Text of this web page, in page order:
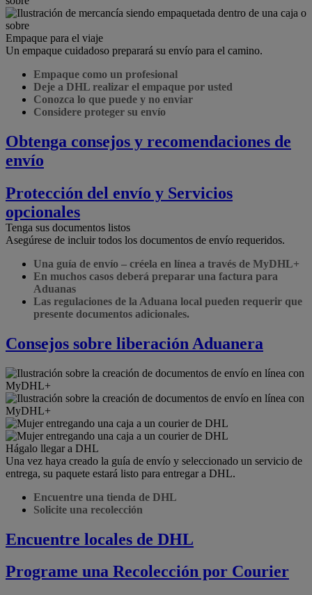
Empaque para el viaje
Un empaque cuidadoso preparará su envío para el camino.
Empaque como un profesional
Deje a DHL realizar el empaque por usted
Conozca lo que puede y no enviar
Considere proteger su envío
Obtenga consejos y recomendaciones de
envío
Protección del envío y Servicios
opcionales
Tenga sus documentos listos
Asegúrese de incluir todos los documentos de envío requeridos.
Una guía de envío – créela en línea a través de MyDHL+
En muchos casos deberá preparar una factura para
Aduanas
Las regulaciones de la Aduana local pueden requerir que
presente documentos adicionales.
Consejos sobre liberación Aduanera
Hágalo llegar a DHL
Una vez haya creado la guía de envío y seleccionado un servicio de
entrega, su paquete estará listo para entregar a DHL.
Encuentre una tienda de DHL
Solicite una recolección
Encuentre locales de DHL
Programe una Recolección por Courier